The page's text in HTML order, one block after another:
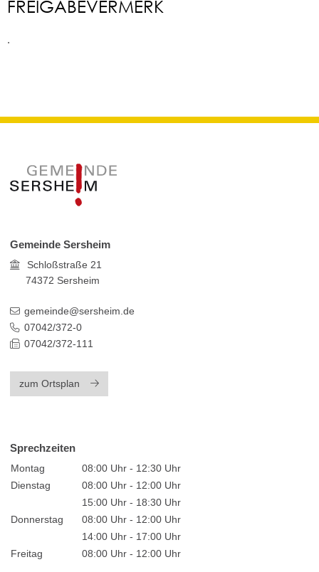
FREIGABEVERMERK
.
Gemeinde Sersheim
Schloßstraße 21
74372 Sersheim
gemeinde@sersheim.de
07042/372-0
07042/372-111
zum Ortsplan
Sprechzeiten
Montag
08:00 Uhr - 12:30 Uhr
Dienstag
08:00 Uhr - 12:00 Uhr
15:00 Uhr - 18:30 Uhr
Donnerstag
08:00 Uhr - 12:00 Uhr
14:00 Uhr - 17:00 Uhr
Freitag
08:00 Uhr - 12:00 Uhr